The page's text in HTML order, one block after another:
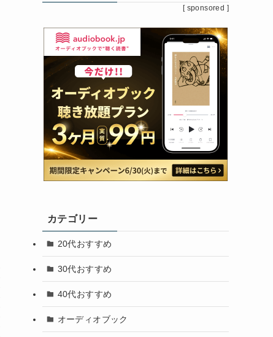
[ sponsored ]
カテゴリー
20代おすすめ
30代おすすめ
40代おすすめ
オーディオブック